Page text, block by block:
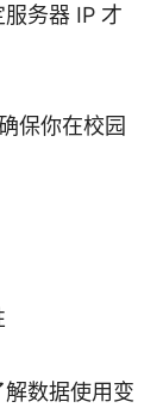
务器 IP 才
保你在校园
数据使用变